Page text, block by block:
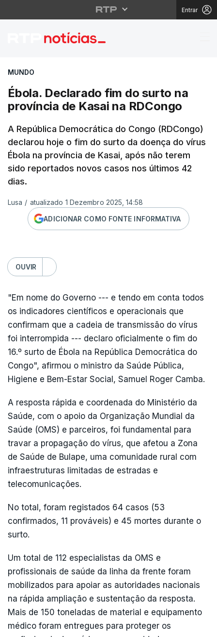
Entrar
Ébola. Declarado fim
MUNDO
Ébola. Declarado fim do surto na
província de Kasai na RDCongo
A República Democrática do Congo (RDCongo)
declarou hoje o fim do surto da doença do vírus
Ébola na província de Kasai, após não terem
sido reportados novos casos nos últimos 42
dias.
Lusa / atualizado 1 Dezembro 2025, 14:58
ADICIONAR COMO FONTE INFORMATIVA
OUVIR
"Em nome do Governo --- e tendo em conta todos
os indicadores científicos e operacionais que
confirmam que a cadeia de transmissão do vírus
foi interrompida --- declaro oficialmente o fim do
16.º surto de Ébola na República Democrática do
Congo", afirmou o ministro da Saúde Pública,
Higiene e Bem-Estar Social, Samuel Roger Camba.
A resposta rápida e coordenada do Ministério da
Saúde, com o apoio da Organização Mundial da
Saúde (OMS) e parceiros, foi fundamental para
travar a propagação do vírus, que afetou a Zona
de Saúde de Bulape, uma comunidade rural com
infraestruturas limitadas de estradas e
telecomunicações.
No total, foram registados 64 casos (53
confirmados, 11 prováveis) e 45 mortes durante o
surto.
Um total de 112 especialistas da OMS e
profissionais de saúde da linha da frente foram
mobilizados para apoiar as autoridades nacionais
na rápida ampliação e sustentação da resposta.
Mais de 150 toneladas de material e equipamento
médico foram entregues para proteger os